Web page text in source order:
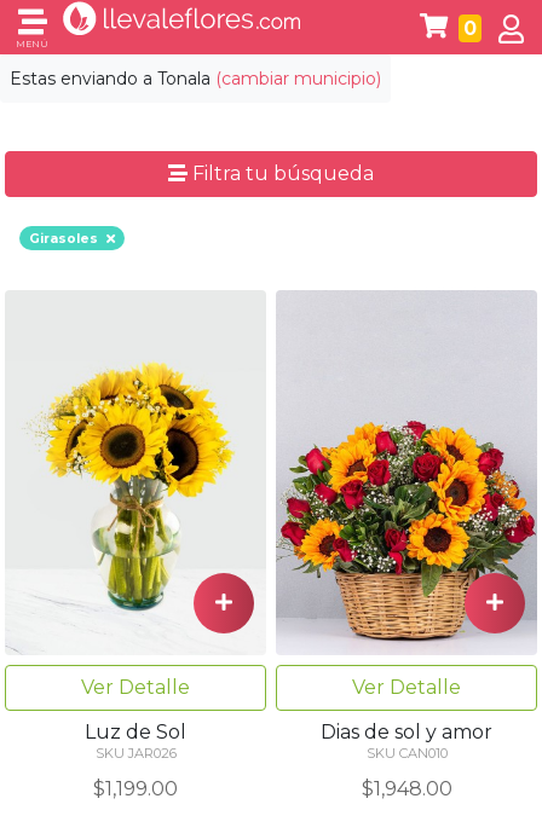
Estas enviando a Tonala (cambiar municipio)
MENÚ
0
Filtra tu búsqueda
Girasoles
Ver Detalle
Luz de Sol
SKU JAR026
$1,199.00
Ver Detalle
Dias de sol y amor
SKU CAN010
$1,948.00